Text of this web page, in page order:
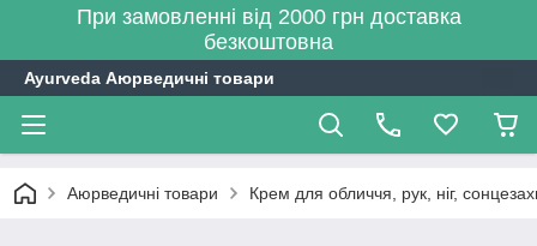
При замовленні від 2000 грн доставка
безкоштовна
Ayurveda Аюрведичні товари
Аюрведичні товари Крем для обличчя, рук, ніг,